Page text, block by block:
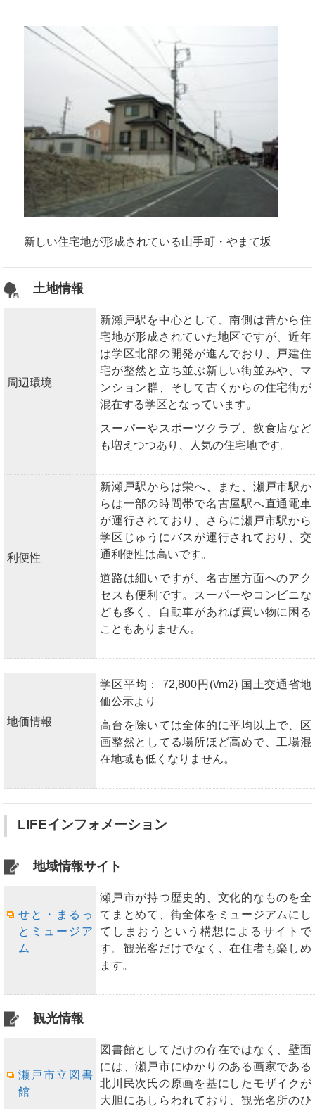
新しい住宅地が形成されている山手町・やまて坂
土地情報
周辺環境
新瀬戸駅を中心として、南側は昔から住
宅地が形成されていた地区ですが、近年
は学区北部の開発が進んでおり、戸建住
宅が整然と立ち並ぶ新しい街並みや、マ
ンション群、そして古くからの住宅街が
混在する学区となっています。
スーパーやスポーツクラブ、飲食店など
も増えつつあり、人気の住宅地です。
利便性
新瀬戸駅からは栄へ、また、瀬戸市駅か
らは一部の時間帯で名古屋駅へ直通電車
が運行されており、さらに瀬戸市駅から
学区じゅうにバスが運行されており、交
通利便性は高いです。
道路は細いですが、名古屋方面へのアク
セスも便利です。スーパーやコンビニな
ども多く、自動車があれば買い物に困る
こともありません。
地価情報
学区平均： 72,800円(\/m2) 国土交通省地
価公示より
高台を除いては全体的に平均以上で、区
画整然としてる場所ほど高めで、工場混
在地域も低くなりません。
LIFEインフォメーション
地域情報サイト
せと・まるっ
とミュージア
ム
瀬戸市が持つ歴史的、文化的なものを全
てまとめて、街全体をミュージアムにし
てしまおうという構想によるサイトで
す。観光客だけでなく、在住者も楽しめ
ます。
観光情報
瀬戸市立図書
館
図書館としてだけの存在ではなく、壁面
には、瀬戸市にゆかりのある画家である
北川民次氏の原画を基にしたモザイクが
大胆にあしらわれており、観光名所のひ